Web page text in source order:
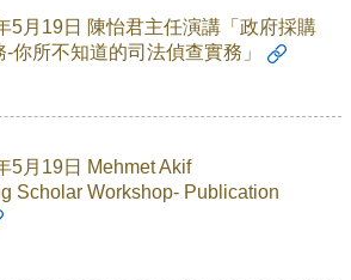
5月19日 陳怡君主任演講「政府採購
你所不知道的司法偵查實務」
5月19日 Mehmet Akif
Scholar Workshop- Publication